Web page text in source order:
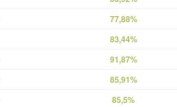
77,88%
83,44%
91,87%
85,91%
85,5%